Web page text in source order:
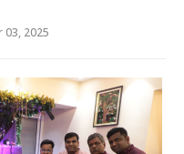
03, 2025